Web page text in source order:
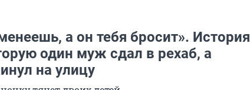
а он тебя бросит». История
один муж сдал в рехаб, а
на улицу